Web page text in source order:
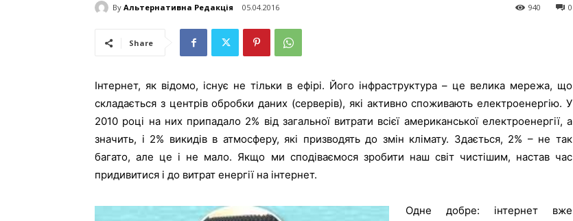
By Альтернативна Редакція 05.04.2016 0
940
Share
Інтернет, як відомо, існує не тільки в ефірі. Його інфраструктура – це велика мережа, що
складається з центрів обробки даних (серверів), які активно споживають електроенергію. У
2010 році на них припадало 2% від загальної витрати всієї американської електроенергії, а
значить, і 2% викидів в атмосферу, які призводять до змін клімату. Здається, 2% – не так
багато, але це і не мало. Якщо ми сподіваємося зробити наш світ чистішим, настав час
придивитися і до витрат енергії на інтернет.
Одне добре: інтернет вже